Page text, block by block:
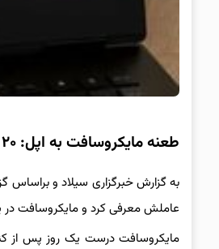
طعنه مایکروسافت به اپل: ۲۰ سال پیش با ویندوز ویستا طراحی شیشه‌ای داشتیم
عاملش معرفی کرد و مایکروسافت در